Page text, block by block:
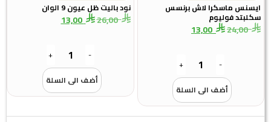
ايسنس ماسكرا لاش برنسس
سكلبتد فوليوم
24,00
13,00
-
+
أضف الى السلة
نود باليت ظل عيون 9 الوان
26,00
13,00
-
+
أضف الى السلة